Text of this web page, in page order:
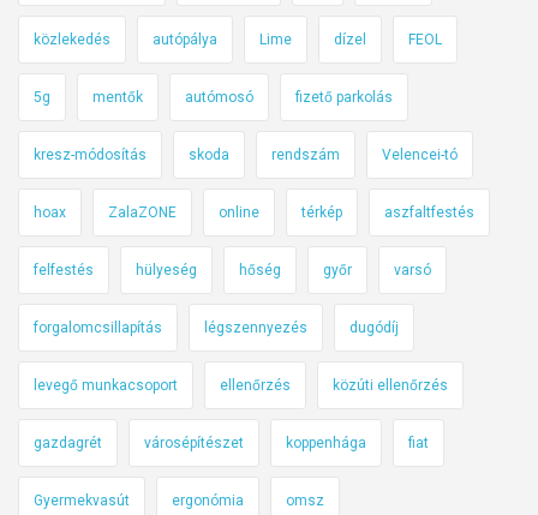
közlekedés autópálya Lime dízel FEOL
5g mentők autómosó fizető parkolás
kresz-módosítás skoda rendszám Velencei-tó
hoax ZalaZONE online térkép aszfaltfestés
felfestés hülyeség hőség győr varsó
forgalomcsillapítás légszennyezés dugódíj
levegő munkacsoport ellenőrzés közúti ellenőrzés
gazdagrét városépítészet koppenhága fiat
Gyermekvasút ergonómia omsz